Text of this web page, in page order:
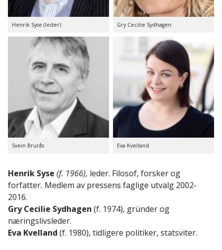
Henrik Syse (leder) Gry Cecilie Sydhagen
Svein Brurås Eva Kvelland
Henrik Syse (f. 1966), leder. Filosof, forsker og
forfatter. Medlem av pressens faglige utvalg 2002-
2016.
Gry Cecilie Sydhagen (f. 1974), gründer og
næringslivsleder.
Eva Kvelland (f. 1980), tidligere politiker, statsviter.